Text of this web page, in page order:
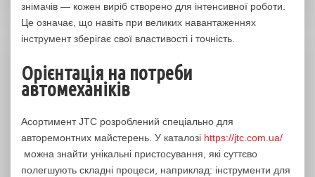
знімачів — кожен виріб створено для інтенсивної роботи.
Це означає, що навіть при великих навантаженнях
інструмент зберігає свої властивості і точність.
Орієнтація на потреби
автомеханіків
Асортимент JTC розроблений спеціально для
авторемонтних майстерень. У каталозі https://jtc.com.ua/
можна знайти унікальні пристосування, які суттєво
полегшують складні процеси, наприклад: інструменти для